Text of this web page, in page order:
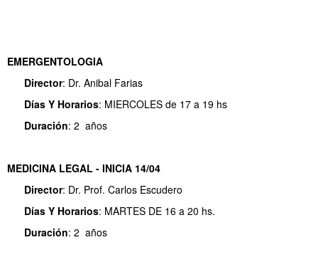
EMERGENTOLOGIA
Director: Dr. Anibal Farias
Días Y Horarios: MIERCOLES de 17 a 19 hs
Duración: 2 años
MEDICINA LEGAL - INICIA 14/04
Director: Dr. Prof. Carlos Escudero
Días Y Horarios: MARTES DE 16 a 20 hs.
Duración: 2 años